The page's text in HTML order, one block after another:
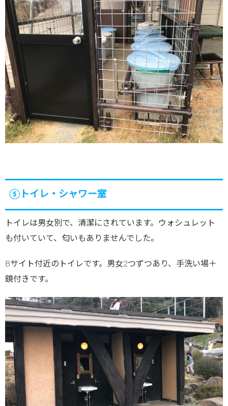
⑤トイレ・シャワー室
トイレは男女別で、清潔にされています。ウォシュレット
も付いていて、匂いもありませんでした。
Bサイト付近のトイレです。男女2つずつあり、手洗い場＋
鏡付きです。